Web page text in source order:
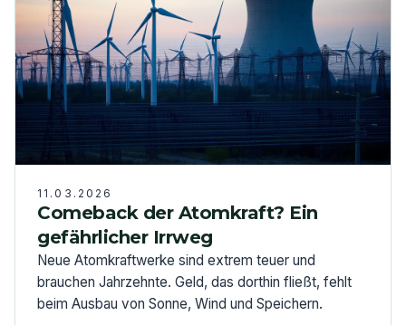
11.03.2026
Comeback der Atomkraft? Ein
gefährlicher Irrweg
Neue Atomkraftwerke sind extrem teuer und
brauchen Jahrzehnte. Geld, das dorthin fließt, fehlt
beim Ausbau von Sonne, Wind und Speichern.